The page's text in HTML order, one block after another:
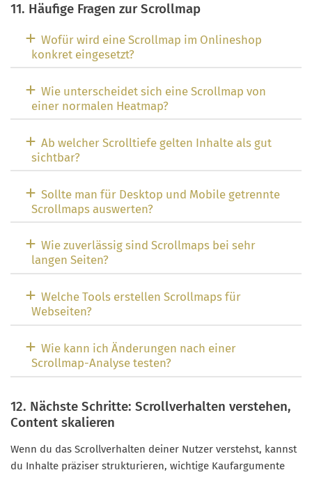
11. Häufige Fragen zur Scrollmap
Wofür wird eine Scrollmap im Onlineshop
konkret eingesetzt?
Wie unterscheidet sich eine Scrollmap von
einer normalen Heatmap?
Ab welcher Scrolltiefe gelten Inhalte als gut
sichtbar?
Sollte man für Desktop und Mobile getrennte
Scrollmaps auswerten?
Wie zuverlässig sind Scrollmaps bei sehr
langen Seiten?
Welche Tools erstellen Scrollmaps für
Webseiten?
Wie kann ich Änderungen nach einer
Scrollmap-Analyse testen?
12. Nächste Schritte: Scrollverhalten verstehen,
Content skalieren
Wenn du das Scrollverhalten deiner Nutzer verstehst, kannst
du Inhalte präziser strukturieren, wichtige Kaufargumente